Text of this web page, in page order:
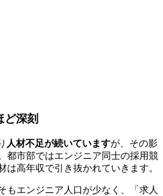
深刻
人材不足が続いていますが、その影
都市部ではエンジニア同士の採用競
は高年収で引き抜かれていきます。
もエンジニア人口が少なく
、「求人